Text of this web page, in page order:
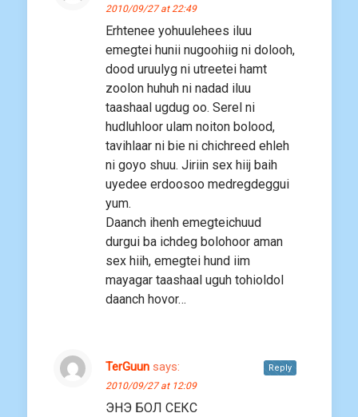
2010/09/27 at 22:49
Erhtenee yohuulehees iluu
emegtei hunii nugoohiig ni dolooh,
dood uruulyg ni utreetei hamt
zoolon huhuh ni nadad iluu
taashaal ugdug oo. Serel ni
hudluhloor ulam noiton bolood,
tavihlaar ni bie ni chichreed ehleh
ni goyo shuu. Jiriin sex hiij baih
uyedee erdoosoo medregdeggui
yum.
Daanch ihenh emegteichuud
durgui ba ichdeg bolohoor aman
sex hiih, emegtei hund iim
mayagar taashaal uguh tohioldol
daanch hovor…
TerGuun says:
2010/09/27 at 12:09
ЭНЭ БОЛ СЕКС
Reply